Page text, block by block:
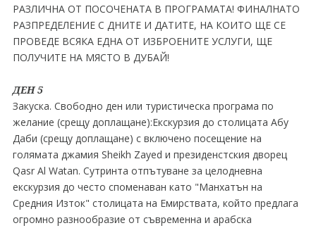
РАЗЛИЧНА ОТ ПОСОЧЕНАТА В ПРОГРАМАТА! ФИНАЛНАТО
РАЗПРЕДЕЛЕНИЕ С ДНИТЕ И ДАТИТЕ, НА КОИТО ЩЕ СЕ
ПРОВЕДЕ ВСЯКА ЕДНА ОТ ИЗБРОЕНИТЕ УСЛУГИ, ЩЕ
ПОЛУЧИТЕ НА МЯСТО В ДУБАЙ!
ДЕН 5
Закуска. Свободно ден или туристическа програма по
желание (срещу доплащане):Екскурзия до столицата Абу
Даби (срещу доплащане) с включено посещение на
голямата джамия Sheikh Zayed и президенстския дворец
Qasr Al Watan. Сутринта отпътуване за целодневна
екскурзия до често споменаван като "Манхатън на
Средния Изток" столицата на Емирствата, който предлага
огромно разнообразие от съвременна и арабска